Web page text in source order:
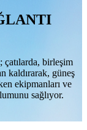
birleşim
kaldırarak, güneş
ekipmanları ve
sağlıyor.